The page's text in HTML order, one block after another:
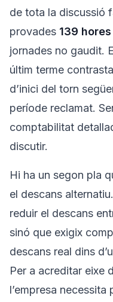
de tota la discussió
provades 139
jornades no gaudit.
últim terme
d’inici del torn
període reclamat.
comptabilitat
discutir.
Hi ha un segon pla
el descans
reduir el descans
sinó que exigix
descans real dins
Per a acreditar eixe
l’empresa